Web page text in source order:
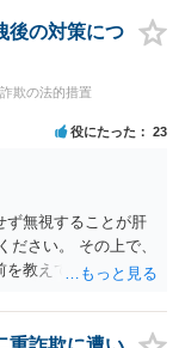
後の対策につ
欺の法的措置
役にたった 23
ず無視することが肝
さい。 その上で、
を教えてしまってい
不明の入金がないこ
に教えてしまった口